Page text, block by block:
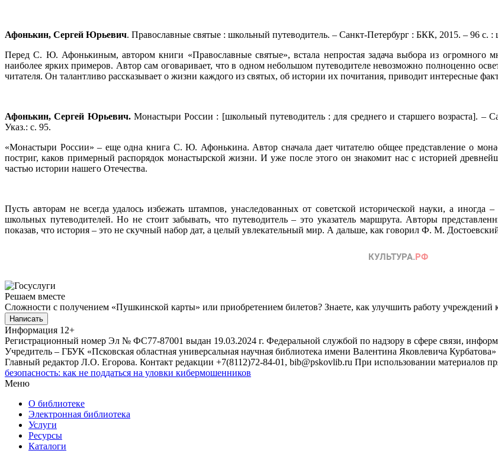
Афонькин, Сергей Юрьевич. Православные святые : школьный путеводитель. – Санкт-Петербург : БКК, 2015. – 96 с.
Перед С. Ю. Афонькиным, автором книги «Православные святые», встала непростая задача выбора из огромного
наиболее ярких примеров. Автор сам оговаривает, что в одном небольшом путеводителе невозможно полноценно
читателя. Он талантливо рассказывает о жизни каждого из святых, об истории их почитания, приводит интересные
Афонькин, Сергей Юрьевич. Монастыри России : [школьный путеводитель : для среднего и старшего возраста].
Указ.: с. 95.
«Монастыри России» – еще одна книга С. Ю. Афонькина. Автор сначала дает читателю общее представление о
постриг, каков примерный распорядок монастырской жизни. И уже после этого он знакомит нас с историей
частью истории нашего Отечества.
Пусть авторам не всегда удалось избежать штампов, унаследованных от советской исторической науки, а
школьных путеводителей. Но не стоит забывать, что путеводитель – это указатель маршрута. Авторы
показав, что история – это не скучный набор дат, а целый увлекательный мир. А дальше, как говорил Ф. М.
Решаем вместе
Сложности с получением «Пушкинской карты» или приобретением билетов? Знаете, как улучшить работу учреждений
Написать
Информация 12+
Регистрационный номер Эл № ФС77-87001 выдан 19.03.2024 г. Федеральной службой по надзору в сфере связи,
Учредитель – ГБУК «Псковская областная универсальная научная библиотека имени Валентина Яковлевича Курбатова»
Главный редактор Л.О. Егорова. Контакт редакции +7(8112)72-84-01, bib@pskovlib.ru При использовании материалов
безопасность: как не поддаться на уловки кибермошенников
Меню
О библиотеке
Электронная библиотека
Услуги
Ресурсы
Каталоги